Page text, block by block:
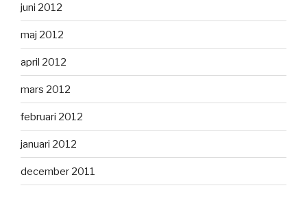
juni 2012
maj 2012
april 2012
mars 2012
februari 2012
januari 2012
december 2011